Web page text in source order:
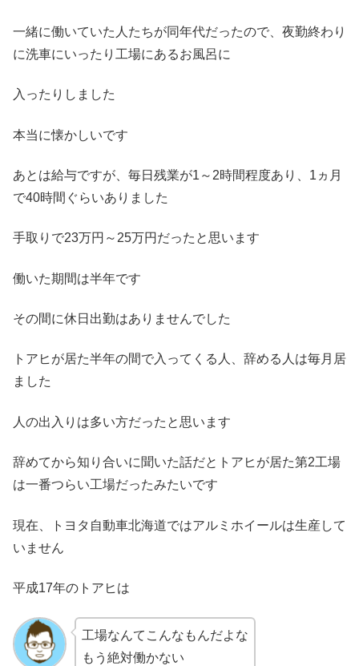
一緒に働いていた人たちが同年代だったので、夜勤終わり
に洗車にいったり工場にあるお風呂に
入ったりしました
本当に懐かしいです
あとは給与ですが、毎日残業が1～2時間程度あり、1ヵ月
で40時間ぐらいありました
手取りで23万円～25万円だったと思います
働いた期間は半年です
その間に休日出勤はありませんでした
トアヒが居た半年の間で入ってくる人、辞める人は毎月居
ました
人の出入りは多い方だったと思います
辞めてから知り合いに聞いた話だとトアヒが居た第2工場
は一番つらい工場だったみたいです
現在、トヨタ自動車北海道ではアルミホイールは生産して
いません
平成17年のトアヒは
工場なんてこんなもんだよな
もう絶対働かない